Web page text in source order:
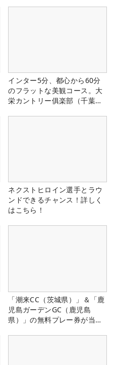
インター5分、都心から60分
のフラットな美観コース。大
栄カントリー俱楽部（千葉
ネクストヒロイン選手とラウ
ンドできるチャンス！詳しく
はこちら！
「潮来CC（茨城県）」＆「鹿
児島ガーデンGC（鹿児島
県）」の無料プレー券が当た